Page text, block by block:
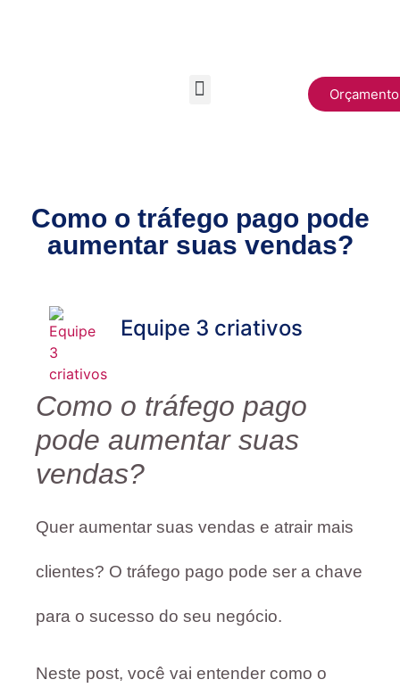
Orçamento
Como o tráfego pago pode
aumentar suas vendas?
Equipe 3 criativos
Como o tráfego pago
pode aumentar suas
vendas?
Quer aumentar suas vendas e atrair mais
clientes? O tráfego pago pode ser a chave
para o sucesso do seu negócio.
Neste post, você vai entender como o